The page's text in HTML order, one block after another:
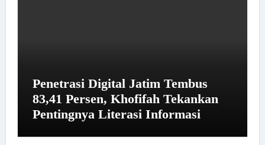
Penetrasi Digital Jatim Tembus
83,41 Persen, Khofifah Tekankan
Pentingnya Literasi Informasi